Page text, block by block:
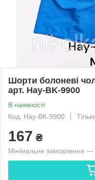
Шорти болоневі
арт. Hay-BK-9900
В наявності
Код: Hay-BK-9900
167 ₴
Мінімальне замовлення —